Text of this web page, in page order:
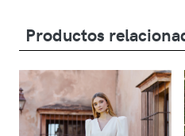
Productos